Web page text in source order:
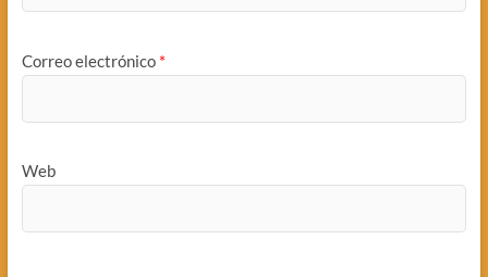
Correo electrónico *
Web